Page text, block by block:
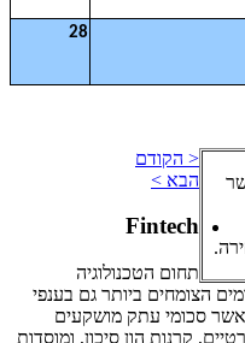
28
< הקודם
הבא >
Fintech
תחום הטכנולוגיה
הצומחים ביותר גם בענפי
כאשר סכומי עתק מושקעים
קרנות הון סיכון, ומוסדות